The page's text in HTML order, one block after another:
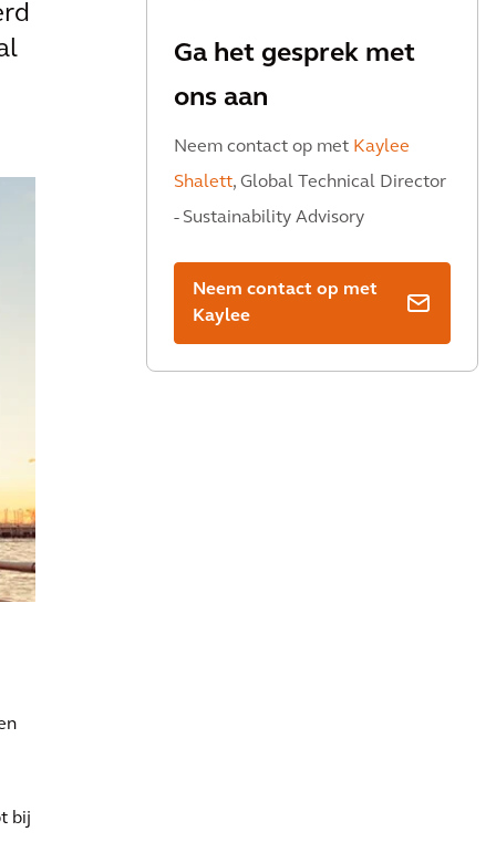
bij
Ga het gesprek met
ons aan
Neem contact op met Kaylee
Shalett, Global Technical Director
- Sustainability Advisory
Neem contact op met
Kaylee